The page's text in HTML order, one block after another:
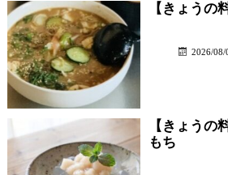
【きょうの
2026/08/
【きょうの
もち